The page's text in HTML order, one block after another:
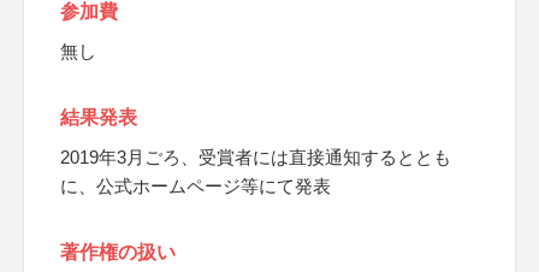
参加費
無し
結果発表
2019年3月ごろ、受賞者には直接通知するととも
に、公式ホームページ等にて発表
著作権の扱い